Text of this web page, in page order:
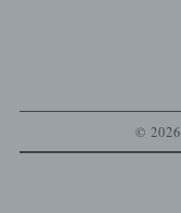
© 2026